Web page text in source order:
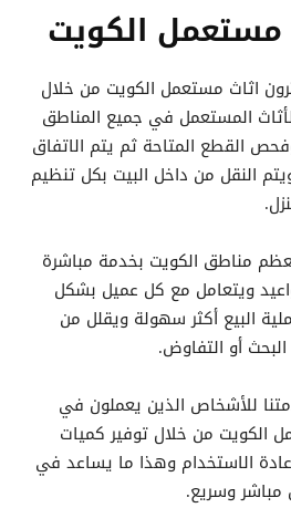
مستعمل الكويت
اثاث مستعمل الكويت من خلال
المستعمل في جميع المناطق
القطع المتاحة ثم يتم الاتفاق
النقل من داخل البيت بكل تنظيم
مناطق الكويت بخدمة مباشرة
ويتعامل مع كل عميل بشكل
البيع أكثر سهولة ويقلل من
أو التفاوض.
للأشخاص الذين يعملون في
الكويت من خلال توفير كميات
الاستخدام وهذا ما يساعد في
مباشر وسريع.